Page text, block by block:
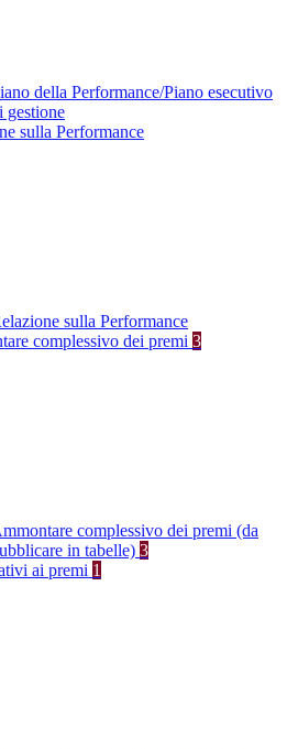
della Performance/Piano esecutivo
gestione
sulla Performance
sulla Performance
complessivo dei premi 3
complessivo dei premi (da
in tabelle) 3
ai premi 1